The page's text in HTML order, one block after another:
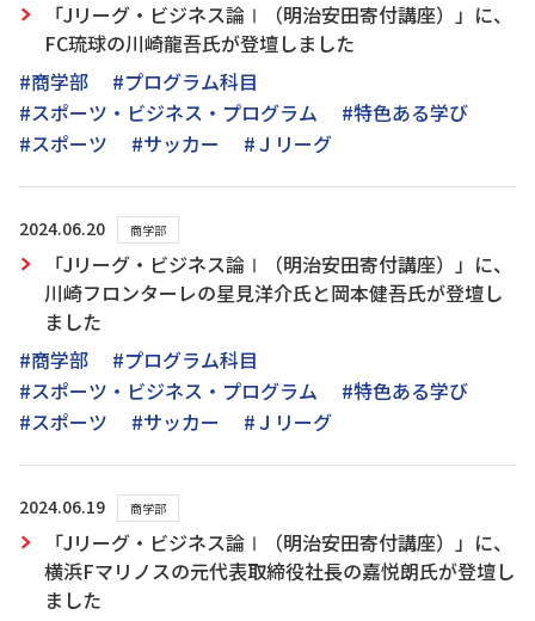
「Jリーグ・ビジネス論Ⅰ（明治安田寄付講座）」に、
FC琉球の川崎龍吾氏が登壇しました
#商学部
#プログラム科目
#スポーツ・ビジネス・プログラム
#特色ある学び
#スポーツ
#サッカー #Ｊリーグ
2024.06.20 商学部
「Jリーグ・ビジネス論Ⅰ（明治安田寄付講座）」に、
川崎フロンターレの星見洋介氏と岡本健吾氏が登壇し
ました
#商学部
#プログラム科目
#スポーツ・ビジネス・プログラム
#特色ある学び
#スポーツ
#サッカー #Ｊリーグ
2024.06.19 商学部
「Jリーグ・ビジネス論Ⅰ（明治安田寄付講座）」に、
横浜Fマリノスの元代表取締役社長の嘉悦朗氏が登壇し
ました